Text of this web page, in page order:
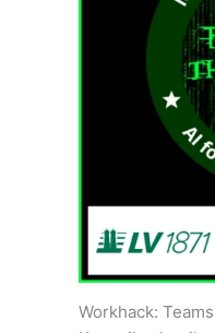
Workhack: